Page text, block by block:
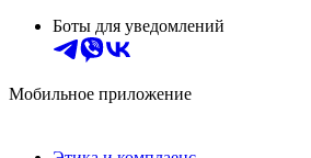
Боты для уведомлений
Мобильное приложение